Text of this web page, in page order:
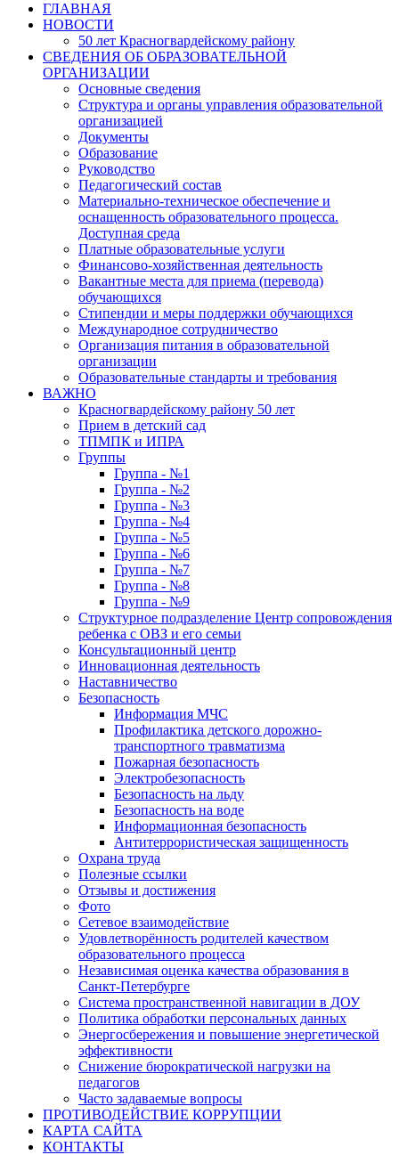
ГЛАВНАЯ
НОВОСТИ
50 лет Красногвардейскому району
СВЕДЕНИЯ ОБ ОБРАЗОВАТЕЛЬНОЙ
ОРГАНИЗАЦИИ
Основные сведения
Структура и органы управления образовательной
организацией
Документы
Образование
Руководство
Педагогический состав
Материально-техническое обеспечение и
оснащенность образовательного процесса.
Доступная среда
Платные образовательные услуги
Финансово-хозяйственная деятельность
Вакантные места для приема (перевода)
обучающихся
Стипендии и меры поддержки обучающихся
Международное сотрудничество
Организация питания в образовательной
организации
Образовательные стандарты и требования
ВАЖНО
Красногвардейскому району 50 лет
Прием в детский сад
ТПМПК и ИПРА
Группы
Группа - №1
Группа - №2
Группа - №3
Группа - №4
Группа - №5
Группа - №6
Группа - №7
Группа - №8
Группа - №9
Структурное подразделение Центр сопровождения
ребенка с ОВЗ и его семьи
Консультационный центр
Инновационная деятельность
Наставничество
Безопасность
Информация МЧС
Профилактика детского дорожно-
транспортного травматизма
Пожарная безопасность
Электробезопасность
Безопасность на льду
Безопасность на воде
Информационная безопасность
Антитеррористическая защищенность
Охрана труда
Полезные ссылки
Отзывы и достижения
Фото
Сетевое взаимодействие
Удовлетворённость родителей качеством
образовательного процесса
Независимая оценка качества образования в
Санкт-Петербурге
Система пространственной навигации в ДОУ
Политика обработки персональных данных
Энергосбережения и повышение энергетической
эффективности
Снижение бюрократической нагрузки на
педагогов
Часто задаваемые вопросы
ПРОТИВОДЕЙСТВИЕ КОРРУПЦИИ
КАРТА САЙТА
КОНТАКТЫ